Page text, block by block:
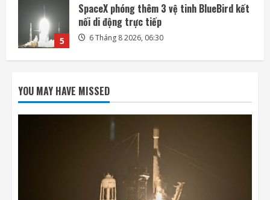
1
Mảnh tên lửa SpaceX lao xuống Mặt Trăng
với tốc độ gần 8.700 km/h
6 Tháng 8 2026, 20:03
2
kiềm chế Trung Quốc
6 Tháng 8 2026, 19:44
Mô hình AI của Anthropic lừa con người
trong thử nghiệm an ninh
6 Tháng 8 2026, 19:28
YOU MAY HAVE MISSED